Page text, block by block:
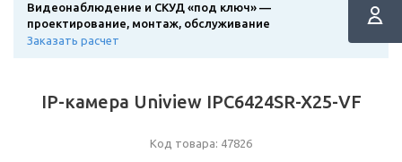
Видеонаблюдение и СКУД «под ключ» —
проектирование, монтаж, обслуживание
Заказать расчет
IP-камера Uniview IPC6424SR-X25-VF
Код товара: 47826